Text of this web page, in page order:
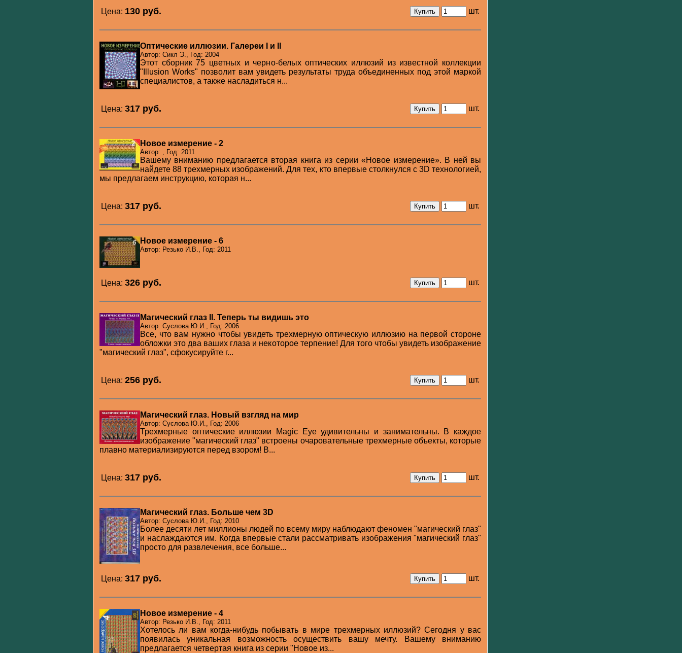
Цена: 130 pуб. шт.
Оптические иллюзии. Галереи I и II
Автор: Сикл Э., Год: 2004
Этот сборник 75 цветных и черно-белых оптических иллюзий из известной коллекции
"Illusion Works" позволит вам увидеть результаты труда объединенных под этой маркой
специалистов, а также насладиться н...
Цена: 317 pуб. шт.
Новое измерение - 2
Автор: , Год: 2011
Вашему вниманию предлагается вторая книга из серии «Новое измерение». В ней вы
найдете 88 трехмерных изображений. Для тех, кто впервые столкнулся с 3D технологией,
мы предлагаем инструкцию, которая н...
Цена: 317 pуб. шт.
Новое измерение - 6
Автор: Резько И.В., Год: 2011
Цена: 326 pуб. шт.
Магический глаз II. Теперь ты видишь это
Автор: Суслова Ю.И., Год: 2006
Все, что вам нужно чтобы увидеть трехмерную оптическую иллюзию на первой стороне
обложки это два ваших глаза и некоторое терпение! Для того чтобы увидеть изображение
"магический глаз", сфокусируйте г...
Цена: 256 pуб. шт.
Магический глаз. Новый взгляд на мир
Автор: Суслова Ю.И., Год: 2006
Трехмерные оптические иллюзии Magic Eye удивительны и занимательны. В каждое
изображение "магический глаз" встроены очаровательные трехмерные объекты, которые
плавно материализируются перед взором! В...
Цена: 317 pуб. шт.
Магический глаз. Больше чем 3D
Автор: Суслова Ю.И., Год: 2010
Более десяти лет миллионы людей по всему миру наблюдают феномен "магический глаз"
и наслаждаются им. Когда впервые стали рассматривать изображения "магический глаз"
просто для развлечения, все больше...
Цена: 317 pуб. шт.
Новое измерение - 4
Автор: Резько И.В., Год: 2011
Хотелось ли вам когда-нибудь побывать в мире трехмерных иллюзий? Сегодня у вас
появилась уникальная возможность осуществить вашу мечту. Вашему вниманию
предлагается четвертая книга из серии "Новое из...